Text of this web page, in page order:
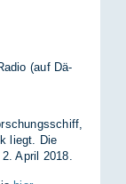
(auf Dä­
liegt. Die
April 2018.